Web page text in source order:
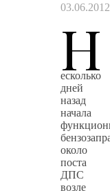
03.06.2012
Н
есколько
дней
назад
начала
около
поста
ДПС
возле